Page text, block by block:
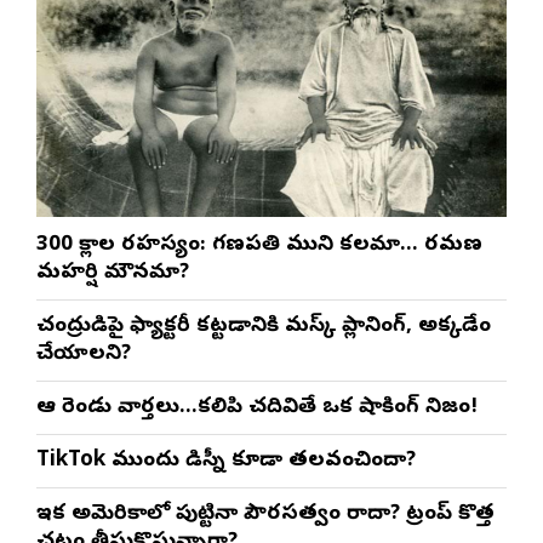
300 శ్లోకాల రహస్యం: గణపతి ముని కలమా… రమణ
మహర్షి మౌనమా?
చంద్రుడిపై ఫ్యాక్టరీ కట్టడానికి మస్క్ ప్లానింగ్, అక్కడేం
చేయాలని?
ఆ రెండు వార్తలు…కలిపి చదివితే ఒక షాకింగ్ నిజం!
TikTok ముందు డిస్నీ కూడా తలవంచిందా?
ఇక అమెరికాలో పుట్టినా పౌరసత్వం రాదా? ట్రంప్ కొత్త